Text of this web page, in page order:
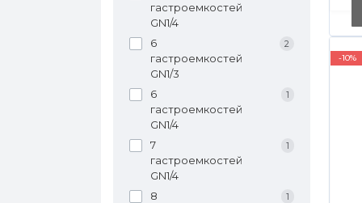
гастроемкостей
GN1/4
6
гастроемкостей
GN1/3
2
6
гастроемкостей
GN1/4
1
7
гастроемкостей
GN1/4
1
8
1
-10%